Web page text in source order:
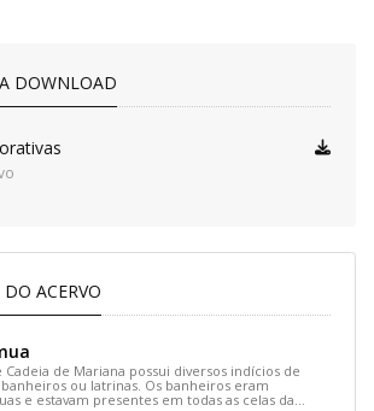
DOWNLOAD
ACERVO
Cadeia de Mariana possui diversos indícios de
ou latrinas. Os banheiros eram
e estavam presentes em todas as celas da